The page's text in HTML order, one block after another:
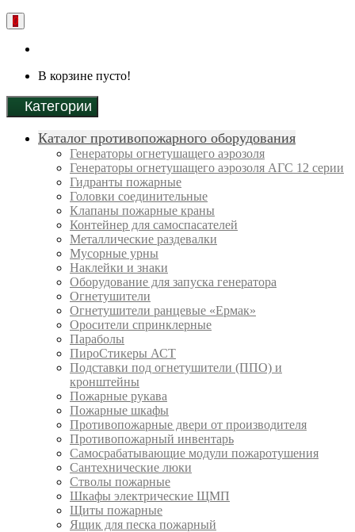
0
В корзине пусто!
Категории
Каталог противопожарного оборудования
Генераторы огнетушащего аэрозоля
Генераторы огнетушащего аэрозоля АГС 12 серии
Гидранты пожарные
Головки соединительные
Клапаны пожарные краны
Контейнер для самоспасателей
Металлические раздевалки
Мусорные урны
Наклейки и знаки
Оборудование для запуска генератора
Огнетушители
Огнетушители ранцевые «Ермак»
Оросители спринклерные
Параболы
ПироСтикеры АСТ
Подставки под огнетушители (ППО) и
кронштейны
Пожарные рукава
Пожарные шкафы
Противопожарные двери от производителя
Противопожарный инвентарь
Самосрабатывающие модули пожаротушения
Сантехнические люки
Стволы пожарные
Шкафы электрические ЩМП
Щиты пожарные
Ящик для песка пожарный